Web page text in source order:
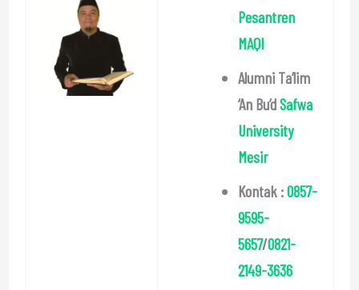
Pesantren
MAQI
Alumni Ta’lim
‘An Bu’dSafwa
University
Mesir
Kontak :0857-
9595-
5657/0821-
2149-3636